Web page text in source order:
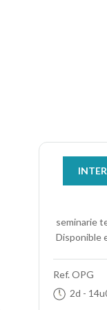
INTER
seminarie
Disponible
Ref. OPG
2d -